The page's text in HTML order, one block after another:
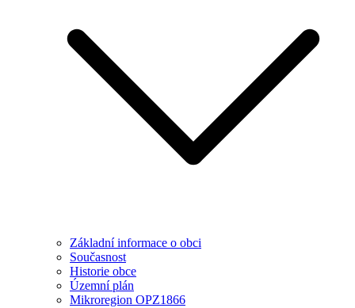
Základní informace o obci
Současnost
Historie obce
Územní plán
Mikroregion OPZ1866